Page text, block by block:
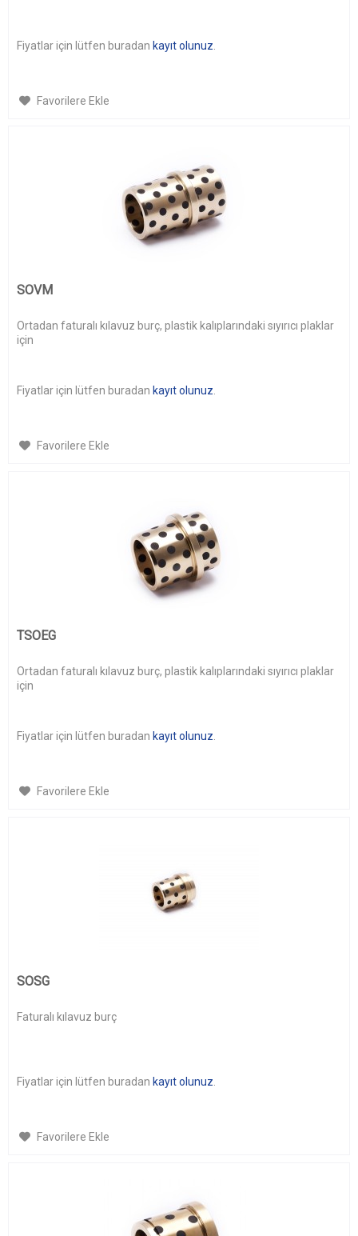
Fiyatlar için lütfen buradan kayıt olunuz
Favorilere Ekle
SOVM
Ortadan faturalı kılavuz burç, plastik kalıplarındaki sıyırıcı plaklar
için
Fiyatlar için lütfen buradan kayıt olunuz.
Favorilere Ekle
TSOEG
Ortadan faturalı kılavuz burç, plastik kalıplarındaki sıyırıcı plaklar
için
Fiyatlar için lütfen buradan kayıt olunuz.
Favorilere Ekle
SOSG
Faturalı kılavuz burç
Fiyatlar için lütfen buradan kayıt olunuz
Favorilere Ekle